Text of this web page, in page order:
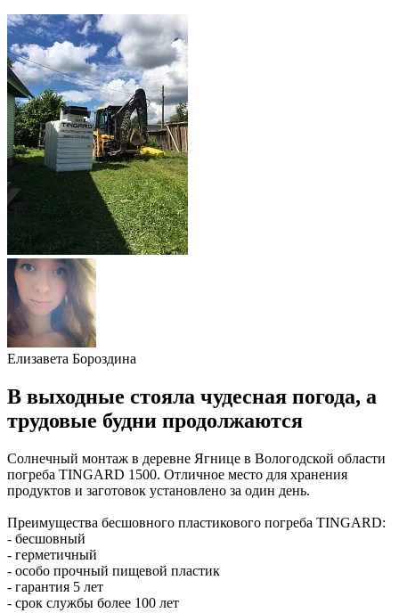
Елизавета Бороздина
В выходные стояла чудесная погода, а
трудовые будни продолжаются
Солнечный монтаж в деревне Ягнице в Вологодской области
погреба TINGARD 1500. Отличное место для хранения
продуктов и заготовок установлено за один день.
Преимущества бесшовного пластикового погреба TINGARD:
- бесшовный
- герметичный
- особо прочный пищевой пластик
- гарантия 5 лет
- срок службы более 100 лет